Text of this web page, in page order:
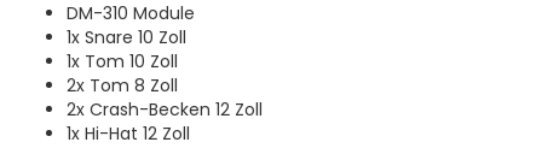
DM-310 Module
1x Snare 10 Zoll
1x Tom 10 Zoll
2x Tom 8 Zoll
2x Crash-Becken 12 Zoll
1x Hi-Hat 12 Zoll